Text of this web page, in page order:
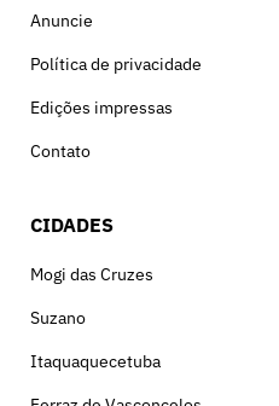
Anuncie
Política de privacidade
Edições impressas
Contato
CIDADES
Mogi das Cruzes
Suzano
Itaquaquecetuba